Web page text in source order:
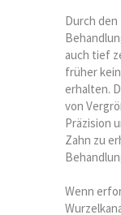
Durch
auch tief
früher
erhalten.
von
Präzision
Zahn zu
Wenn